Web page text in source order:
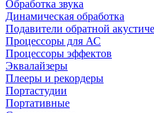
Обработка звука
Динамическая обработка
Подавители обратной
Процессоры для АС
Процессоры эффектов
Эквалайзеры
Плееры и рекордеры
Портастудии
Портативные